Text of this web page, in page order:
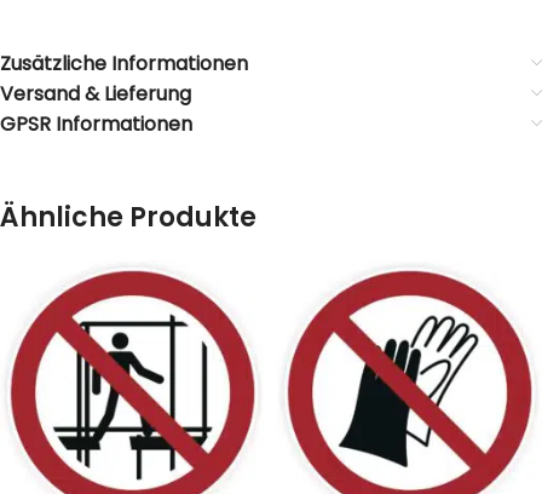
Zusätzliche Informationen
Versand & Lieferung
GPSR Informationen
Ähnliche Produkte